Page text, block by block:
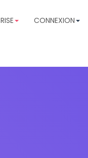
CONNEXION